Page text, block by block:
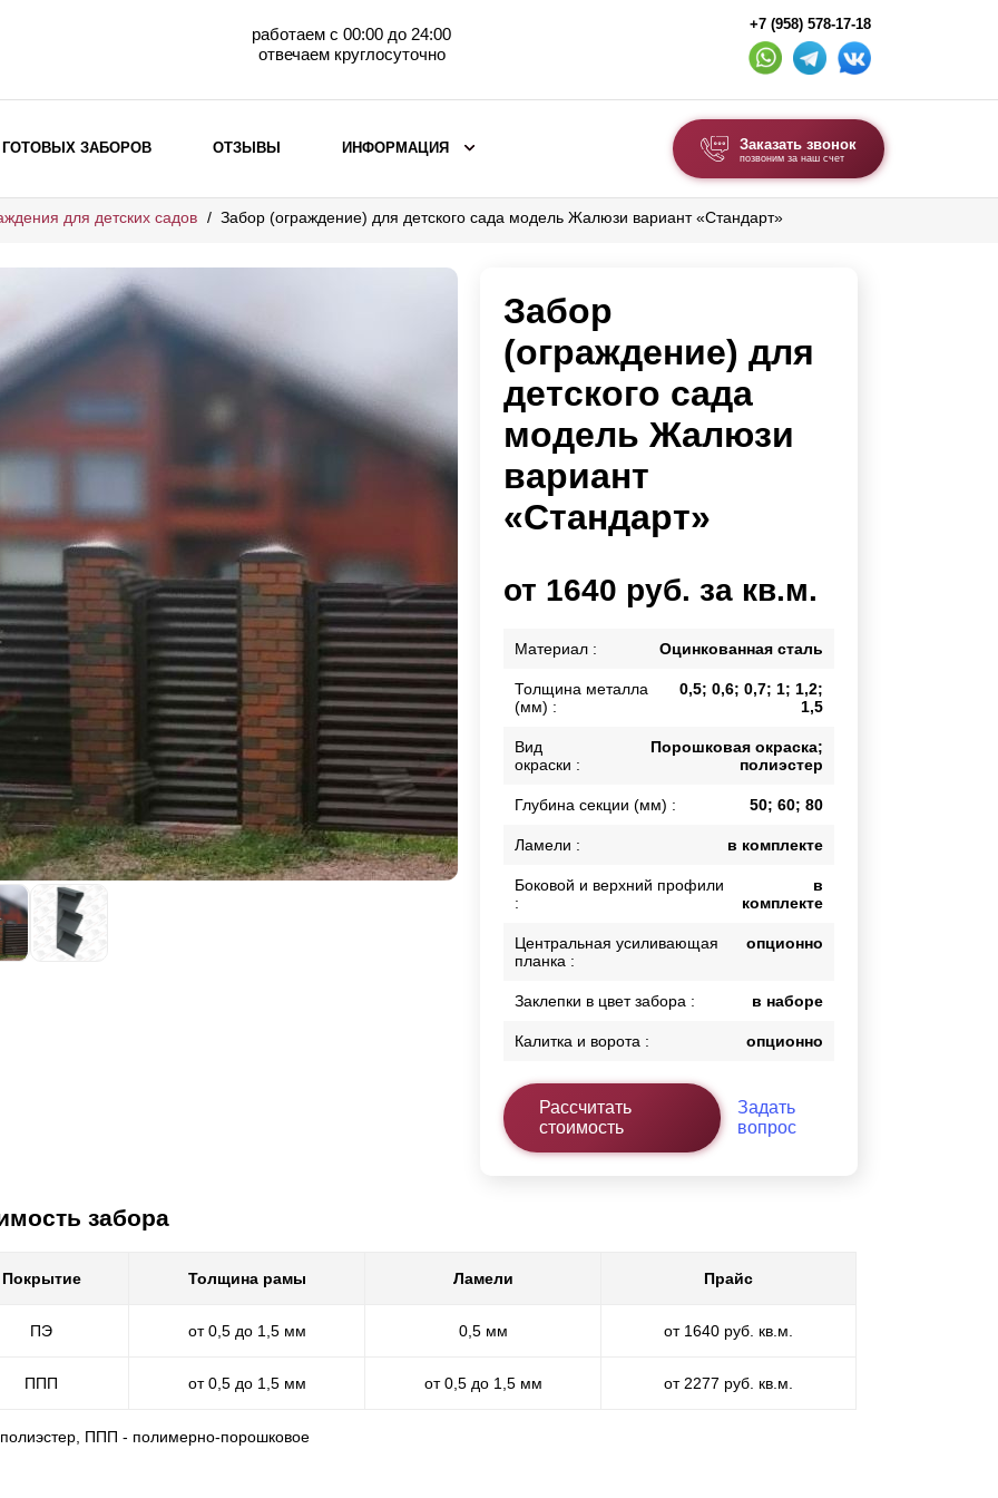
работаем с 00:00 до 24:00
отвечаем круглосуточно
+7 (958) 578-17-18
ВЫБОР ПО МАТЕРИАЛУ
Заборы с кирпичными столбами
Заборы из евроштакетника
горизонтального
Металлические заборы для дачи
Забор жалюзи с кирпичными столбами
Металлические ограждения
Горизонтальные заборы
Высокие заборы
Красивые, дизайнерские заборы
ВЫБОР ПО СПОСОБУ МОНТАЖА
Заборы под ключ
Готовые заборы
Комплекты заборов-лего "сделай сам"
Быстровозводимые заборы
ВЫБОР ПО ТИПУ
Комбинированные заборы
Секционные заборы
ВОРОТА И КАЛИТКИ
Ворота откатные
Ворота распашные
Каркасы ворот
Входные группы
ВСЕ ДЛЯ ЗАБОРА
Панели для забора
ГОТОВЫХ ЗАБОРОВ ОТЗЫВЫ ИНФОРМАЦИЯ Заказать звонок
позвоним за наш счет
для детских садов Забор (ограждение) для детского сада модель Жалюзи вариант «Стандарт»
Забор
(ограждение) для
детского сада
модель Жалюзи
вариант
«Стандарт»
от 1640 руб. за кв.м.
Материал : Оцинкованная сталь
Толщина металла
(мм) :
0,5; 0,6; 0,7; 1; 1,2;
1,5
Вид
окраски :
Порошковая окраска;
полиэстер
Глубина секции (мм) : 50; 60; 80
Ламели : в комплекте
Боковой и верхний профили
:
в
комплекте
Центральная усиливающая
планка :
опционно
Заклепки в цвет забора : в наборе
Калитка и ворота : опционно
Рассчитать
стоимость
Задать
вопрос
забора
Покрытие Толщина рамы Ламели Прайс
ПЭ от 0,5 до 1,5 мм 0,5 мм от 1640 руб. кв.м.
ППП от 0,5 до 1,5 мм от 0,5 до 1,5 мм от 2277 руб. кв.м.
ППП - полимерно-порошковое